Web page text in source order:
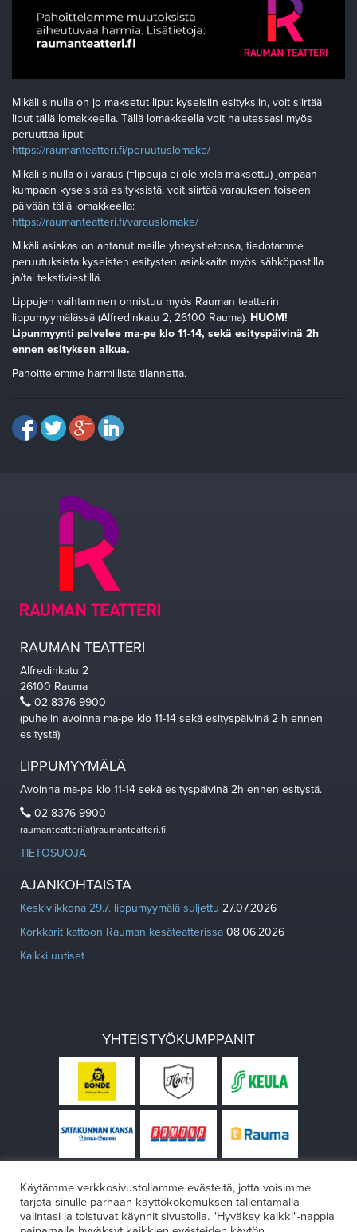
Mikäli sinulla on jo maksetut liput kyseisiin esityksiin, voit siirtää
liput tällä lomakkeella. Tällä lomakkeella voit halutessasi myös
peruuttaa liput:
https://raumanteatteri.fi/peruutuslomake/
Mikäli sinulla oli varaus (=lippuja ei ole vielä maksettu) jompaan
kumpaan kyseisistä esityksistä, voit siirtää varauksen toiseen
päivään tällä lomakkeella:
https://raumanteatteri.fi/varauslomake/
Mikäli asiakas on antanut meille yhteystietonsa, tiedotamme
peruutuksista kyseisten esitysten asiakkaita myös sähköpostilla
ja/tai tekstiviestillä.
Lippujen vaihtaminen onnistuu myös Rauman teatterin
lippumyymälässä (Alfredinkatu 2, 26100 Rauma). HUOM!
Lipunmyynti palvelee ma-pe klo 11-14, sekä esityspäivinä 2h
ennen esityksen alkua.
Pahoittelemme harmillista tilannetta.
RAUMAN TEATTERI
Alfredinkatu 2
26100 Rauma
02 8376 9900
(puhelin avoinna ma-pe klo 11-14 sekä esityspäivinä 2 h ennen
esitystä)
LIPPUMYYMÄLÄ
Avoinna ma-pe klo 11-14 sekä esityspäivinä 2h ennen esitystä.
02 8376 9900
raumanteatteri(at)raumanteatteri.fi
TIETOSUOJA
AJANKOHTAISTA
Keskiviikkona 29.7. lippumyymälä suljettu 27.07.2026
Korkkarit kattoon Rauman kesäteatterissa 08.06.2026
Kaikki uutiset
YHTEISTYÖKUMPPANIT
Käytämme verkkosivustollamme evästeitä, jotta voisimme
tarjota sinulle parhaan käyttökokemuksen tallentamalla
valintasi ja toistuvat käynnit sivustolla. "Hyväksy kaikki"-nappia